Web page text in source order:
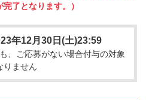
了となります。）
年12月30日(土)23:59
、ご応募がない場合付与の対象
りません